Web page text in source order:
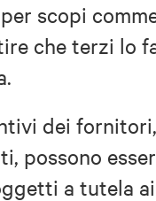
scopi
che terzi lo
dei
possono
a tutela